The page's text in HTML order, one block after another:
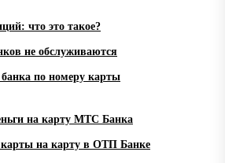
что это такое?
не обслуживаются
по номеру карты
на карту МТС Банка
карты на карту в ОТП Банке